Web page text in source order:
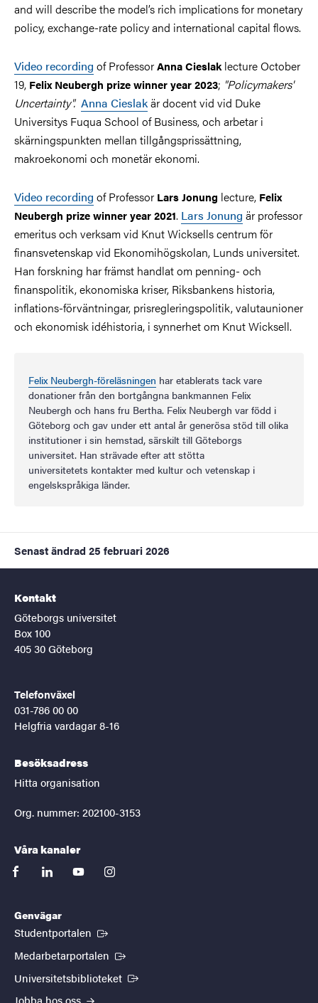
and will describe the model’s rich implications for monetary
policy, exchange-rate policy and international capital flows.
Video recording of ProfessorAnna Cieslak lecture October
19, Felix Neubergh prize winner year 2023; "Policymakers'
Uncertainty". Anna Cieslakär docent vid vid Duke
Universitys Fuqua School of Business, och arbetar i
skärningspunkten mellan tillgångsprissättning,
makroekonomi och monetär ekonomi.
Video recording of Professor Lars Jonung lecture, Felix
Neubergh prize winner year 2021. Lars Jonung är professor
emeritus och verksam vid Knut Wicksells centrum för
finansvetenskap vid Ekonomihögskolan, Lunds universitet.
Han forskning har främst handlat om penning- och
finanspolitik, ekonomiska kriser, Riksbankens historia,
inflations-förväntningar, prisregleringspolitik, valutaunioner
och ekonomisk idéhistoria, i synnerhet om Knut Wicksell.
Felix Neubergh-föreläsningen har etablerats tack vare
donationer från den bortgångna bankmannen Felix
Neubergh och hans fru Bertha. Felix Neubergh var född i
Göteborg och gav under ett antal år generösa stöd till olika
institutioner i sin hemstad, särskilt till Göteborgs
universitet. Han strävade efter att stötta
universitetets kontakter med kultur och vetenskap i
engelskspråkiga länder.
Senast ändrad 25 februari 2026
Kontakt
Göteborgs universitet
Box 100
405 30 Göteborg
Telefonväxel
031-786 00 00
Helgfria vardagar 8-16
Besöksadress
Hitta organisation
Org. nummer: 202100-3153
Våra kanaler
facebooklinkedinyoutubeinstagram
Genvägar
Studentportalen (Extern länk)
Medarbetarportalen (Extern länk)
Universitetsbiblioteket (Extern länk)